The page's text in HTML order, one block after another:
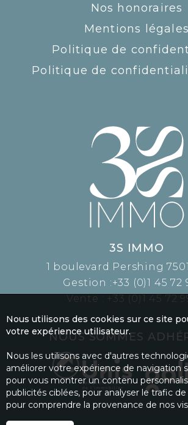
Nos honoraires
Mentions légales
Politique de
Politique de
3S IMMO
1 boulevard Pershing
Gestion :+33 (0)1 45 72
Vente :+33 (0)1 45 72
NOUS SOMMES
Nous utilisons des cookies sur ce site
votre expérience utilisateur.
Nous les utilisons avec d'autres
améliorer votre expérience de navigation
pour vous montrer un contenu
publicités ciblées, pour analyser le trafic
pour comprendre la provenance de nos